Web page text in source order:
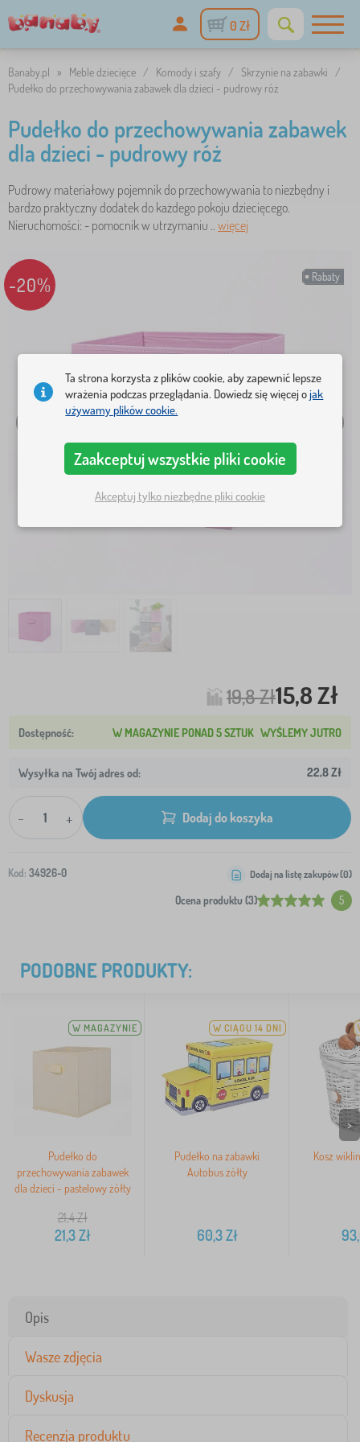
0 Zł
Banaby.pl » Meble dziecięce / Komody i szafy / Skrzynie na zabawki
/
Pudełko do przechowywania zabawek dla dzieci - pudrowy róż
Pudełko do przechowywania zabawek
dla dzieci - pudrowy róż
Pudrowy materiałowy pojemnik do przechowywania to niezbędny i
bardzo praktyczny dodatek do każdego pokoju dziecięcego.
Nieruchomości: - pomocnik w utrzymaniu .. więcej
Rabaty
-20%
19,8 Zł15,8 Zł
W MAGAZYNIE PONAD 5 SZTUK WYŚLEMY JUTRO
Wysyłka na Twój adres od: 22,8 Zł
- + Dodaj do koszyka
Kod: 34926-0
Ocena produktu (3) 5
Dodaj na listę zakupów (0)
PODOBNE PRODUKTY:
W MAGAZYNIE
Pudełko do
przechowywania zabawek
dla dzieci - pastelowy żółty
21,4Zł
21,3Zł
W CIĄGU 14 DNI
Pudełko na zabawki
Autobus żółty
60,3Zł
Kosz
>
Opis
Wasze zdjęcia
Dyskusja
Recenzja produktu
Ta strona korzysta z plików cookie, aby zapewnić lepsze
wrażenia podczas przeglądania. Dowiedz się więcej ojak
używamy plików cookie.
Zaakceptuj wszystkie pliki cookie
Akceptuj tylko niezbędne pliki cookie